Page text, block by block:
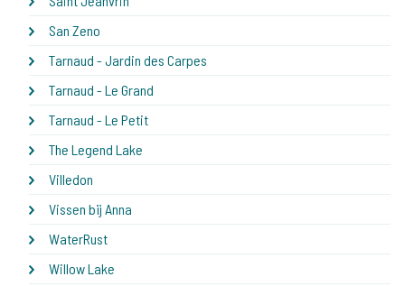
San Zeno
Tarnaud - Jardin des Carpes
Tarnaud - Le Grand
Tarnaud - Le Petit
The Legend Lake
Villedon
Vissen bij Anna
WaterRust
Willow Lake